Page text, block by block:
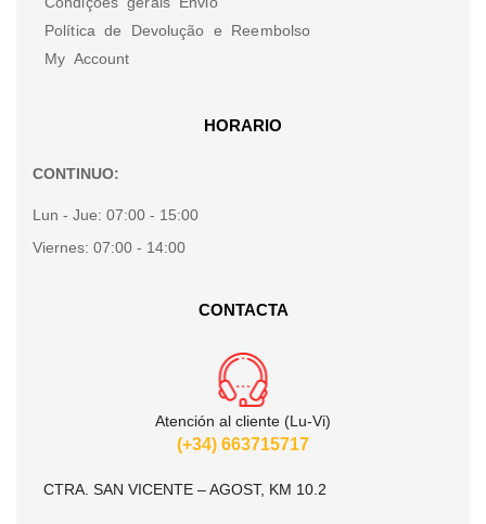
Política de Devolução e Reembolso
My Account
HORARIO
CONTINUO:
Lun - Jue: 07:00 - 15:00
Viernes: 07:00 - 14:00
CONTACTA
Atención al cliente (Lu-Vi)
(+34) 663715717
CTRA. SAN VICENTE – AGOST, KM 10.2